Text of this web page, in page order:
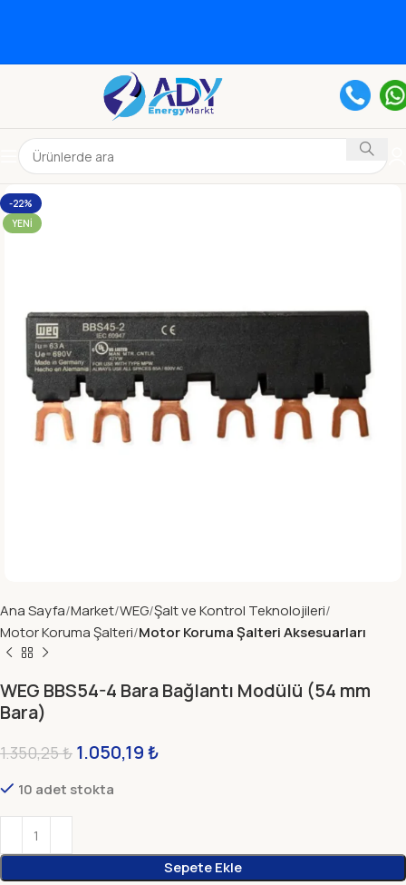
-22%
YENI
Ana Sayfa Market WEG Şalt ve Kontrol Teknolojileri
Motor Koruma Şalteri Motor Koruma Şalteri Aksesuarları
WEG BBS54-4 Bara Bağlantı Modülü (54 mm
Bara)
1.350,25₺ 1.050,19₺
10 adet stokta
Sepete Ekle